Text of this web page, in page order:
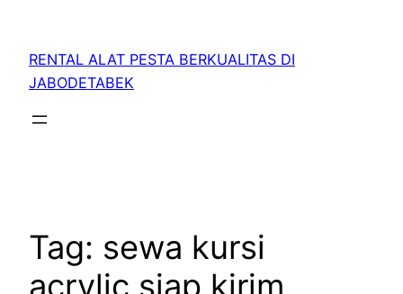
RENTAL ALAT PESTA BERKUALITAS DI
JABODETABEK
Tag: sewa kursi
acrylic siap kirim